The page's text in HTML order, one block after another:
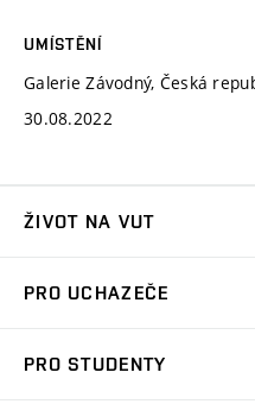
UMÍSTĚNÍ
Galerie Závodný, Česká
30.08.2022
ŽIVOT NA VUT
Koleje
PRO UCHAZEČE
PRO STUDENTY